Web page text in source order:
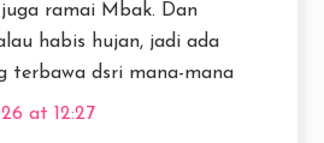
ramai Mbak. Dan
habis hujan, jadi ada
terbawa dsri mana-mana
at 12:27